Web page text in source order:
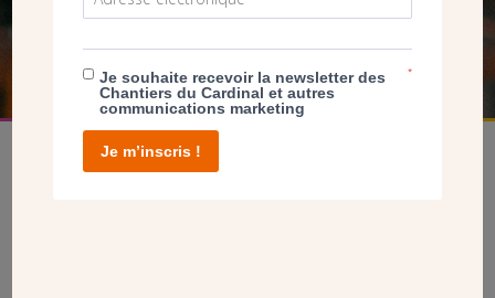
FAIRE UN DON
Je souhaite recevoir la newsletter des
Chantiers du Cardinal et autres
communications marketing
*
Je m’inscris !